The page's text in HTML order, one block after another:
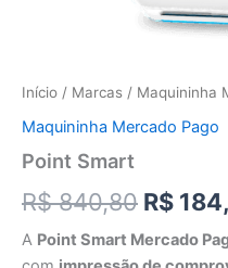
Início / Marcas / Maquininha
Maquininha Mercado Pago
Point Smart
R$840,80 O
preço
R$
A Point Smart Mercado